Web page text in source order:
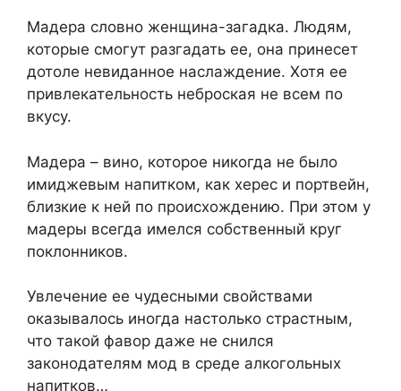
Мадера словно женщина-загадка. Людям,
которые смогут разгадать ее, она принесет
дотоле невиданное наслаждение. Хотя ее
привлекательность неброская не всем по
вкусу.
Мадера – вино, которое никогда не было
имиджевым напитком, как херес и портвейн,
близкие к ней по происхождению. При этом у
мадеры всегда имелся собственный круг
поклонников.
Увлечение ее чудесными свойствами
оказывалось иногда настолько страстным,
что такой фавор даже не снился
законодателям мод в среде алкогольных
напитков…